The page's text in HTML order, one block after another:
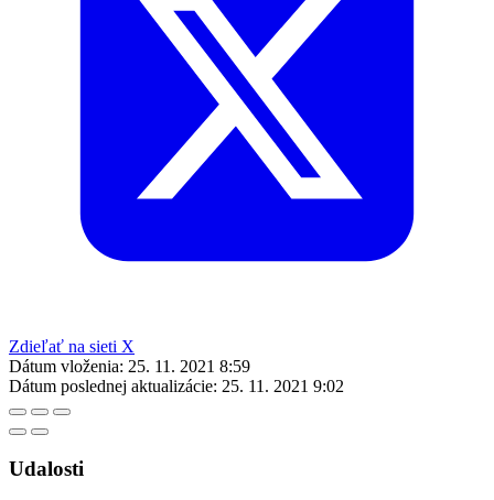
Zdieľať na sieti X
Dátum vloženia: 25. 11. 2021 8:59
Dátum poslednej aktualizácie: 25. 11. 2021 9:02
Udalosti